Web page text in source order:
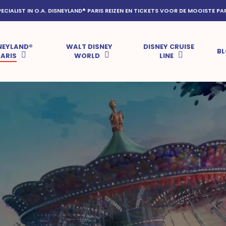
IN O.A. DISNEYLAND® PARIS REIZEN EN TICKETS VOOR DE MOOISTE
WALT DISNEY
WORLD
DISNEY CRUISE
LINE